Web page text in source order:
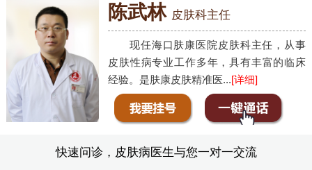
陈武林 皮肤科主任
现任海口肤康医院皮肤科主任，从事
皮肤性病专业工作多年，具有丰富的临床
经验。是肤康皮肤精准医...[详细]
快速问诊，皮肤病医生与您一对一交流